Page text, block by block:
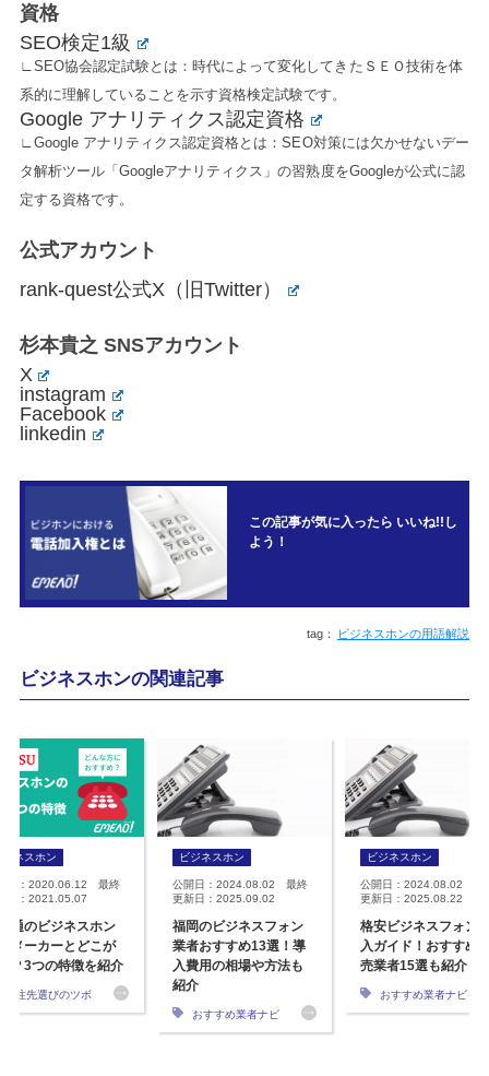
資格
SEO検定1級
∟SEO協会認定試験とは：時代によって変化してきたＳＥＯ技術を体
系的に理解していることを示す資格検定試験です。
Google アナリティクス認定資格
∟Google アナリティクス認定資格とは：SEO対策には欠かせないデー
タ解析ツール「Googleアナリティクス」の習熟度をGoogleが公式に認
定する資格です。
公式アカウント
rank-quest公式X（旧Twitter）
杉本貴之 SNSアカウント
X
instagram
Facebook
linkedin
この記事が気に入ったら いいね!!し
よう！
ビジネスホンの用語解説
ビジネスホンの関連記事
ジネスホン
日：2020.06.12 最終
日：2021.05.07
通のビジネスホン
メーカーとどこが
？3つの特徴を紹介
発注先選びのツボ
ビジネスホン
公開日：2024.08.02 最終
更新日：2025.09.02
福岡のビジネスフォン
業者おすすめ13選！導
入費用の相場や方法も
紹介
おすすめ業者ナビ
ビジネスホン
公開日：2024.08.02 最
更新日：2025.08.22
格安ビジネスフォン
入ガイド！おすすめ
売業者15選も紹介
おすすめ業者ナビ